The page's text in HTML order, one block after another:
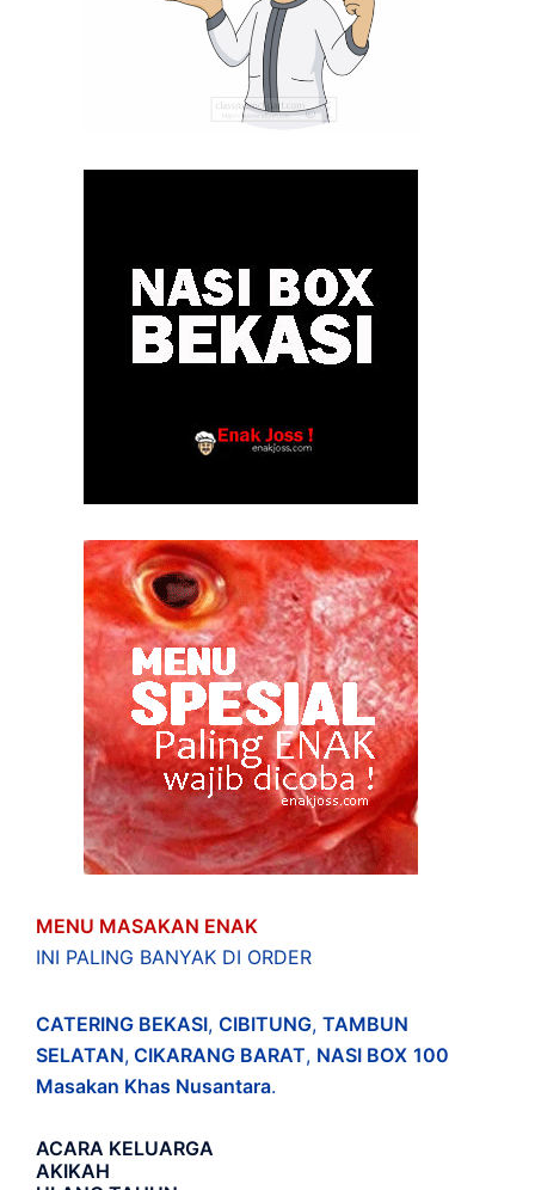
MENU MASAKAN ENAK
INI PALING BANYAK DI ORDER
CATERING BEKASI, CIBITUNG, TAMBUN
SELATAN, CIKARANG BARAT, NASI BOX 100
Masakan Khas Nusantara.
ACARA KELUARGA
AKIKAH